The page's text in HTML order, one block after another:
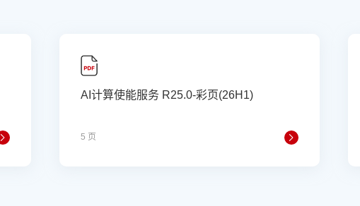
AI计算使能服务 R25.0-彩页(26H1)
5 页